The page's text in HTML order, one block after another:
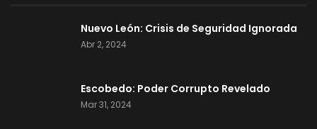
Nuevo León: Crisis de Seguridad Ignorada
Abr 2, 2024
Escobedo: Poder Corrupto Revelado
Mar 31, 2024